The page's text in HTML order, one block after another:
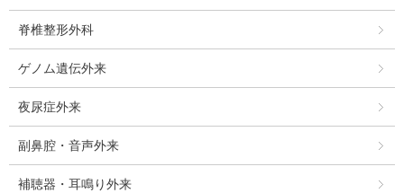
脊椎整形外科
ゲノム遺伝外来
夜尿症外来
副鼻腔・音声外来
補聴器・耳鳴り外来